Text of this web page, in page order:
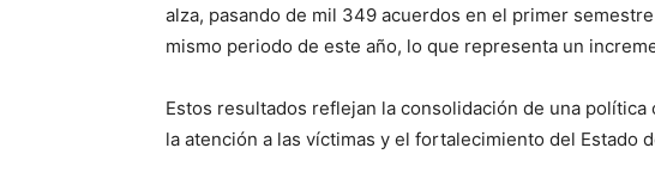
alza, pasando de mil 349 acuerdos en el primer
mismo periodo de este año, lo que representa un
Estos resultados reflejan la consolidación de una
la atención a las víctimas y el fortalecimiento del Estado